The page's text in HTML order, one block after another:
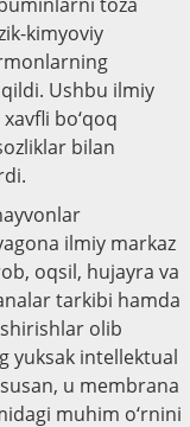
kimyoviy
Ushbu ilmiy
bo‘qoq
bilan
ilmiy markaz
oqsil, hujayra va
tarkibi hamda
olib
yuksak intellektual
u membrana
muhim o‘rnini